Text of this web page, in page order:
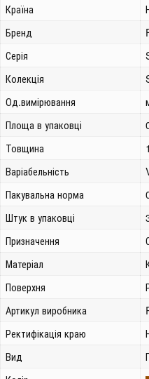
Країна
Бренд
Серія
Колекція
Од.вимірювання
Площа в упаковці
Товщина
Варіабельність
Пакувальна норма
Штук в упаковці
Призначення
Матеріал
Поверхня
Артикул виробника
Ректифікація краю
Вид